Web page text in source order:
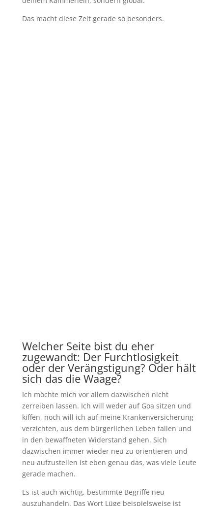
Das macht diese Zeit gerade so besonders.
Welcher Seite bist du eher
zugewandt: Der Furchtlosigkeit
oder der Verängstigung? Oder hält
sich das die Waage?
Ich möchte mich vor allem dazwischen nicht
zerreiben lassen. Ich will weder auf Goa sitzen und
kiffen, noch will ich auf meine Krankenversicherung
verzichten, aus dem bürgerlichen Leben fallen und
in den bewaffneten Widerstand gehen. Sich
dazwischen immer wieder neu zu orientieren und
neu aufzustellen ist eben genau das, was viele Leute
gerade machen.
Es ist auch wichtig, bestimmte Begriffe neu
auszuhandeln. Das Wort Lüge beispielsweise ist